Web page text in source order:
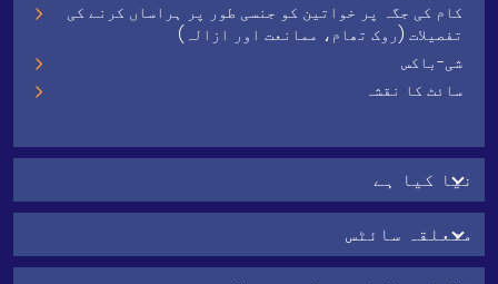
کام کی جگہ پر خواتین کو جنسی طور پر ہراساں کرنے کی
تفصیلات (روک تھام، ممانعت اور ازالہ)
شی-باکس
سائٹ کا نقشہ
نیا کیا ہے
متعلقہ سائٹس